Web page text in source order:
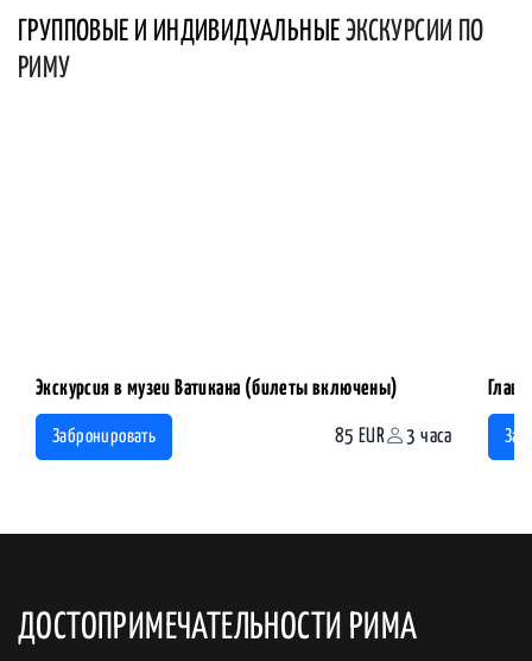
ГРУППОВЫЕ И ИНДИВИДУАЛЬНЫЕ ЭКСКУРСИИ ПО
РИМУ
Экскурсия в музеи Ватикана (билеты включены)
Забронировать 85 EUR 3 часа
ДОСТОПРИМЕЧАТЕЛЬНОСТИ РИМА